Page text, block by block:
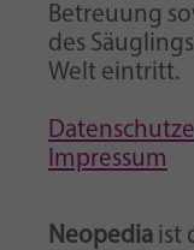
Betreuung
des
Welt eintritt.
Impressum
Neopedia ist